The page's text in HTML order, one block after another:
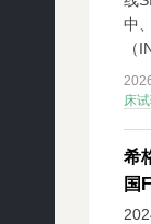
中
（
床
希
国